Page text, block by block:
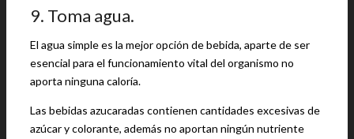
9. Toma agua.
El agua simple es la mejor opción de bebida, aparte de ser
esencial para el funcionamiento vital del organismo no
aporta ninguna caloría.
Las bebidas azucaradas contienen cantidades excesivas de
azúcar y colorante, además no aportan ningún nutriente